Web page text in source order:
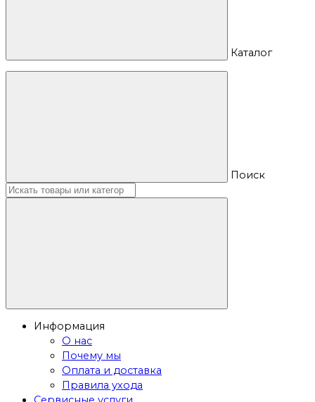
Каталог
Поиск
Информация
О нас
Почему мы
Оплата и доставка
Правила ухода